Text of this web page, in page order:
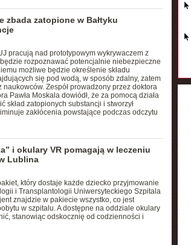
zbada zatopione w Bałtyku
pracują nad prototypowym wykrywaczem z
rozpoznawać potencjalnie niebezpieczne
możliwe będzie określenie składu
się pod wodą, w sposób zdalny, zatem
Zespół prowadzony przez doktora
Pawła Moskala dowiódł, że za pomocą działa
skład zatopionych substancji i stworzył
zakłócenia powstające podczas odczytu
i okulary VR pomagają w leczeniu
Lublina
który dostaje każde dziecko przyjmowanie
i Transplantologii Uniwersyteckiego Szpitala
znajdzie w pakiecie wszystko, co jest
w szpitalu. A dostępne na oddziale okulary
stanowiąc odskocznię od codzienności i